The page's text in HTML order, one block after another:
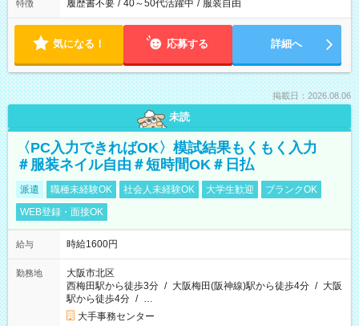
特徴 履歴書不要 / 40～50代活躍中 / 服装自由
気になる！ 応募する 詳細へ
掲載日：2026.08.06
未読
〈PC入力できればOK〉模試結果もくもく入力
＃服装ネイル自由＃短時間OK＃日払
派遣 職種未経験OK 社会人未経験OK 大学生歓迎
ブランクOK
WEB登録・面接OK
給与 時給1600円
勤務地
大阪市北区
西梅田駅から徒歩3分 / 大阪梅田(阪神線)駅から徒歩4分 / 大阪
駅から徒歩4分 / …
大手事務センター